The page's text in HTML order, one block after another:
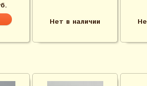
Нет в наличии